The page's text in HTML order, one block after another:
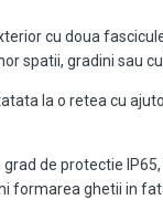
cu doua
spatii, gradini sau
la o retea cu
grad de protectie
formarea ghetii in